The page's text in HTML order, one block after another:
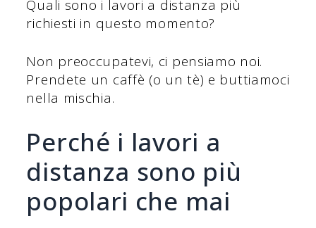
Quali sono i lavori a distanza più
richiesti in questo momento?
Non preoccupatevi, ci pensiamo noi.
Prendete un caffè (o un tè) e buttiamoci
nella mischia.
Perché i lavori a
distanza sono più
popolari che mai